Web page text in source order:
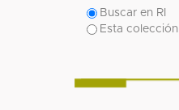
Buscar en RI
Esta colección